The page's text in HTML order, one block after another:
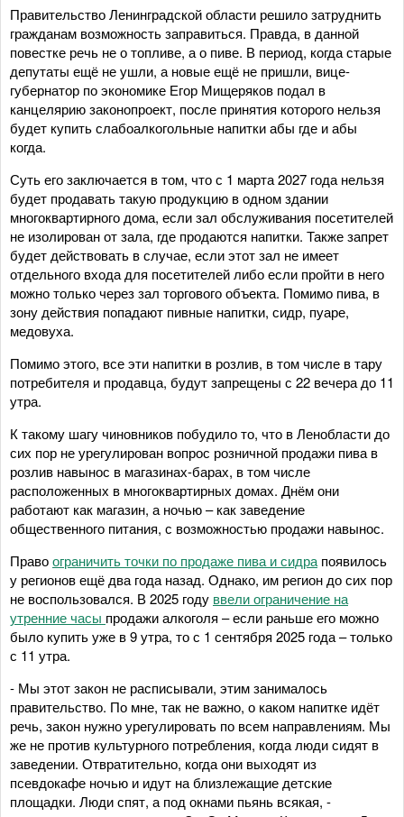
Правительство Ленинградской области решило затруднить
гражданам возможность заправиться. Правда, в данной
повестке речь не о топливе, а о пиве. В период, когда старые
депутаты ещё не ушли, а новые ещё не пришли, вице-
губернатор по экономике Егор Мищеряков подал в
канцелярию законопроект, после принятия которого нельзя
будет купить слабоалкогольные напитки абы где и абы
когда.
Суть его заключается в том, что с 1 марта 2027 года нельзя
будет продавать такую продукцию в одном здании
многоквартирного дома, если зал обслуживания посетителей
не изолирован от зала, где продаются напитки. Также запрет
будет действовать в случае, если этот зал не имеет
отдельного входа для посетителей либо если пройти в него
можно только через зал торгового объекта. Помимо пива, в
зону действия попадают пивные напитки, сидр, пуаре,
медовуха.
Помимо этого, все эти напитки в розлив, в том числе в тару
потребителя и продавца, будут запрещены с 22 вечера до 11
утра.
К такому шагу чиновников побудило то, что в Ленобласти до
сих пор не урегулирован вопрос розничной продажи пива в
розлив навынос в магазинах-барах, в том числе
расположенных в многоквартирных домах. Днём они
работают как магазин, а ночью – как заведение
общественного питания, с возможностью продажи навынос.
Правоограничить точки по продаже пива и сидра появилось
у регионов ещё два года назад. Однако, им регион до сих пор
не воспользовался. В 2025 году ввели ограничение на
утренние часы продажи алкоголя – если раньше его можно
было купить уже в 9 утра, то с 1 сентября 2025 года – только
с 11 утра.
- Мы этот закон не расписывали, этим занималось
правительство. По мне, так не важно, о каком напитке идёт
речь, закон нужно урегулировать по всем направлениям. Мы
же не против культурного потребления, когда люди сидят в
заведении. Отвратительно, когда они выходят из
псевдокафе ночью и идут на близлежащие детские
площадки. Люди спят, а под окнами пьянь всякая, -